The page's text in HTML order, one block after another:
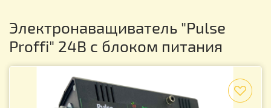
Электронаващиватель "Pulse
Proffi" 24В с блоком питания